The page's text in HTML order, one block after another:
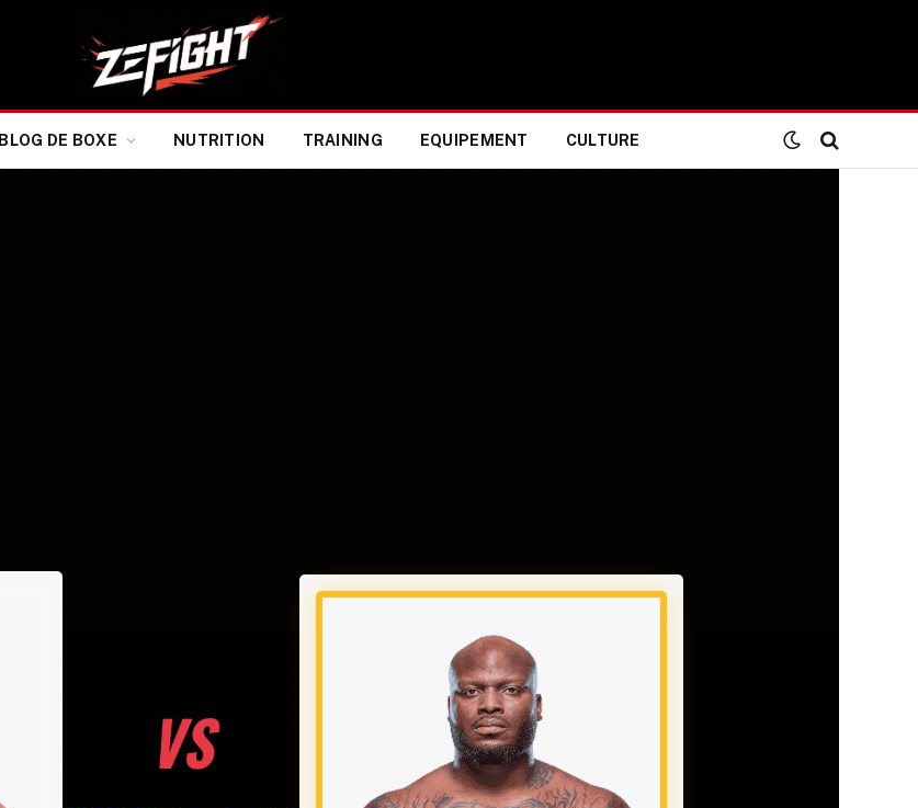
BLOG DE BOXE NUTRITION TRAINING EQUIPEMENT CULTURE
VS